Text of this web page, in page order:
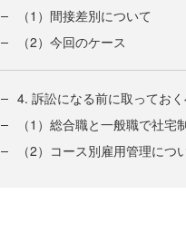
（1）間接差別について
（2）今回のケース
4. 訴訟になる前に取ってお
（1）総合職と一般職で社
（2）コース別雇用管理につ